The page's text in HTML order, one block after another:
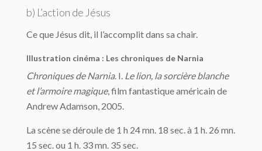
b) L’action de Jésus
Ce que Jésus dit, il l’accomplit dans sa chair.
Illustration cinéma : Les chroniques de Narnia
Chroniques de Narnia. I. Le lion, la sorcière blanche
et l’armoire magique, film fantastique américain de
Andrew Adamson, 2005.
La scène se déroule de 1 h 24 mn. 18 sec. à 1 h. 26 mn.
15 sec. ou 1 h. 33 mn. 35 sec.